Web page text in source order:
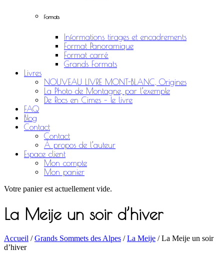
Formats
Informations tirages et encadrements
Format Panoramique
Format carré
Grands Formats
Livres
NOUVEAU LIVRE MONT-BLANC, Origines
La Photo de Montagne, par l’exemple
De Rocs en Cimes – le livre
FAQ
Blog
Contact
Contact
À propos de l’auteur
Espace client
Mon compte
Mon panier
Votre panier est actuellement vide.
La Meije un soir d’hiver
Accueil /Grands Sommets des Alpes /La Meije / La Meije un soir
d’hiver